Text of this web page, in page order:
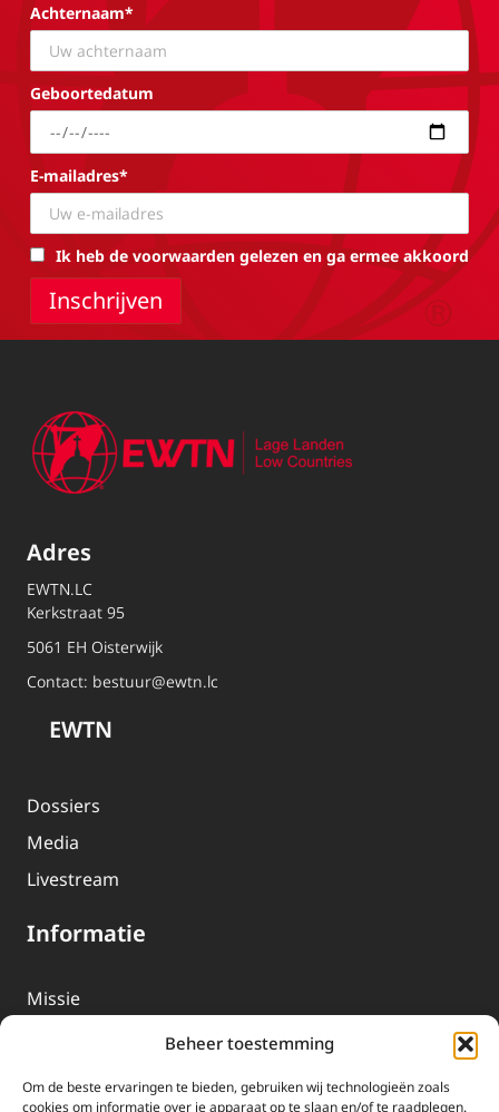
Beheer toestemming
Om de beste ervaringen te bieden, gebruiken wij technologieën zoals
cookies om informatie over je apparaat op te slaan en/of te raadplegen.
Achternaam*
Geboortedatum
E-mailadres*
Ik heb de voorwaarden gelezen en ga ermee akkoord
Adres
EWTN.LC
Kerkstraat 95
5061 EH Oisterwijk
Contact: bestuur@ewtn.lc
EWTN
Dossiers
Media
Livestream
Informatie
Missie